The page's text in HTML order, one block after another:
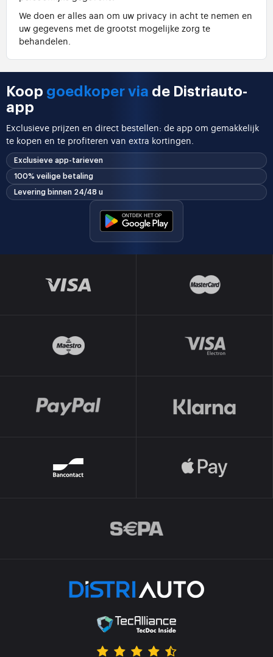
We doen er alles aan om uw privacy in acht te nemen en
uw gegevens met de grootst mogelijke zorg te
behandelen.
Koop goedkoper via de Distriauto-
app
Exclusieve prijzen en direct bestellen: de app om gemakkelijk
te kopen en te profiteren van extra kortingen.
Exclusieve app-tarieven
100% veilige betaling
Levering binnen 24/48 u